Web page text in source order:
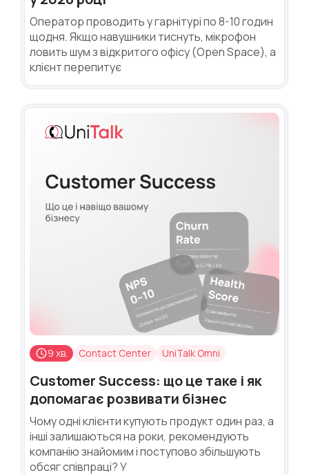
Оператор проводить у гарнітурі по 8-10 годин
щодня. Якщо навушники тиснуть, мікрофон
ловить шум з відкритого офісу (Open Space), а
клієнт перепитує
9 хв. Contact Center UniTalk Omni
Customer Success: що це таке і як
допомагає розвивати бізнес
Чому одні клієнти купують продукт один раз, а
інші залишаються на роки, рекомендують
компанію знайомим і поступово збільшують
обсяг співпраці? У